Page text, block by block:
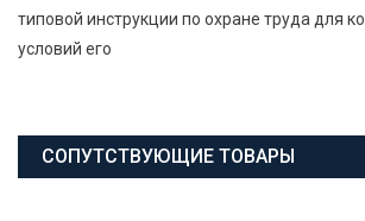
типовой инструкции по охране труда для
условий его
СОПУТСТВУЮЩИЕ ТОВАРЫ